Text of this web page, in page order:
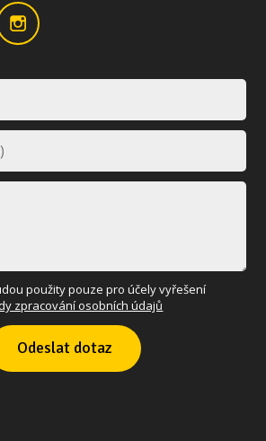
použity pouze pro účely vyřešení
zpracování osobních údajů
Odeslat dotaz